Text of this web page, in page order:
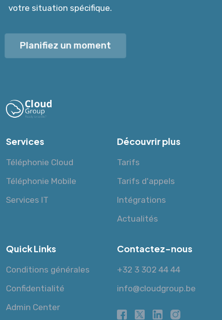
votre situation spécifique.
Planifiez un moment
Services
Téléphonie Cloud
Téléphonie Mobile
Services IT
Découvrir plus
Tarifs
Tarifs d'appels
Intégrations
Actualités
Quick Links
Conditions générales
Confidentialité
Admin Center
Contactez-nous
+32 3 302 44 44
info@cloudgroup.be